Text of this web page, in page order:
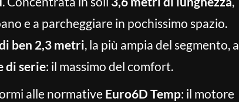
e a parcheggiare in pochissimo spazio.
ben 2,3 metri, la più ampia del segmento, a
di serie: il massimo del comfort.
alle normative Euro6D Temp: il motore